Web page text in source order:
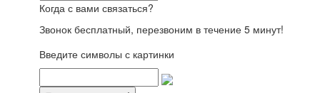
Когда с вами связаться?
Звонок бесплатный, перезвоним в течение 5 минут!
Введите символы с картинки